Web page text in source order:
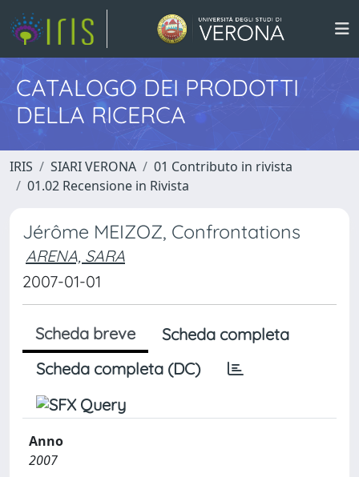
CATALOGO DEI PRODOTTI
DELLA RICERCA
IRIS SIARI VERONA
01 Contributo in rivista
01.02 Recensione in Rivista
Jérôme MEIZOZ, Confrontations
ARENA, SARA
2007-01-01
Scheda breve
Scheda completa
Scheda completa (DC)
Anno
2007